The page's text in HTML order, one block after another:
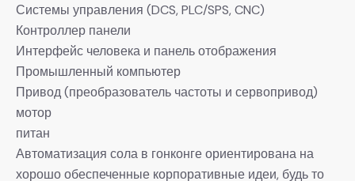
Системы управления (DCS, PLC/SPS, CNC)
Контроллер панели
Интерфейс человека и панель отображения
Промышленный компьютер
Привод (преобразователь частоты и сервопривод)
мотор
питан
Автоматизация сола в гонконге ориентирована на
хорошо обеспеченные корпоративные идеи, будь то